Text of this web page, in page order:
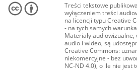
Treści tekstowe
wyłączeniem treści
na licencji typu Creative
- na tych samych
Materiały
audio i wideo, są
Creative Commons:
niekomercyjne - bez
NC-ND 4.0), o ile nie jest